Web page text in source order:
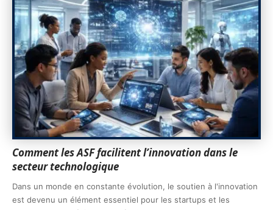
Comment les ASF facilitent l’innovation dans le
secteur technologique
Dans un monde en constante évolution, le soutien à l'innovation
est devenu un élément essentiel pour les startups et les